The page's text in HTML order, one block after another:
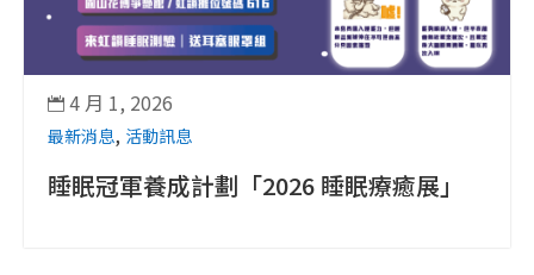
最新消息, 活動訊息
睡眠冠軍養成計劃「2026 睡眠療癒展」
 4 月 1, 2026